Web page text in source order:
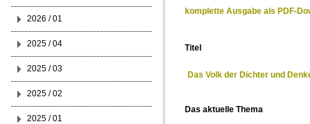
komplette Ausgabe als PDF-
Titel
Das Volk der Dichter und
Das aktuelle Thema
2026 / 01
2025 / 04
2025 / 03
2025 / 02
2025 / 01